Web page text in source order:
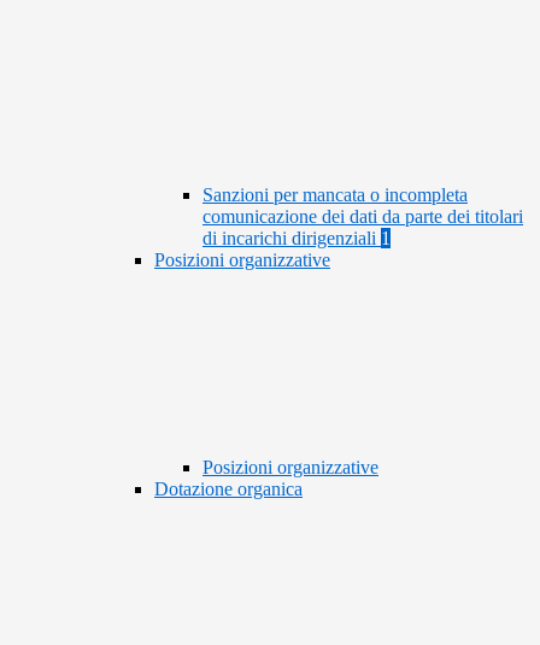
Sanzioni per mancata o incompleta
comunicazione dei dati da parte dei titolari
di incarichi dirigenziali 1
Posizioni organizzative
Posizioni organizzative
Dotazione organica